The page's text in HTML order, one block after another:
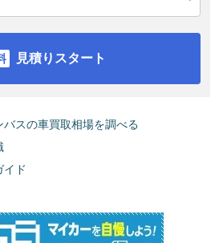
見積りスタート
スの車買取相場を調べる
イド